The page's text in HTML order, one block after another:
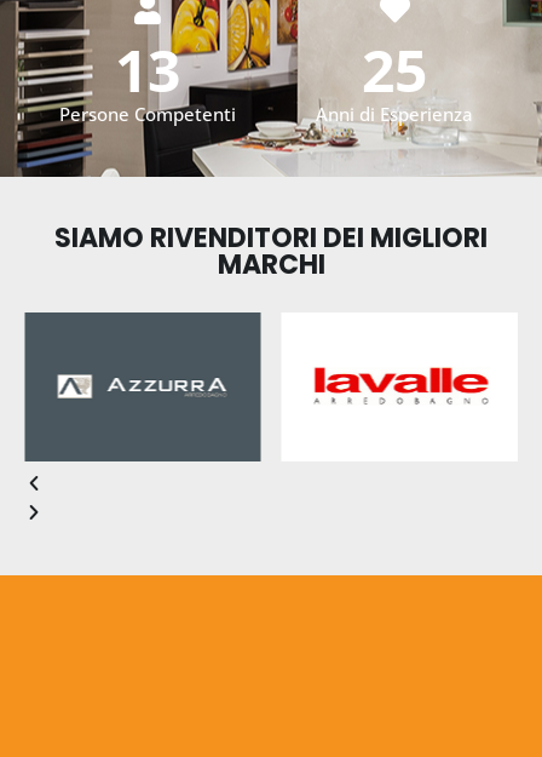
Persone Competenti
13
Anni di Esperienza
25
SIAMO RIVENDITORI DEI MIGLIORI
MARCHI